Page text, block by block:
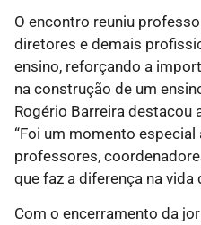
O encontro reuniu
diretores e demais
ensino, reforçando a
na construção de um
Rogério Barreira destacou
“Foi um momento
professores,
que faz a diferença na vida
Com o encerramento da